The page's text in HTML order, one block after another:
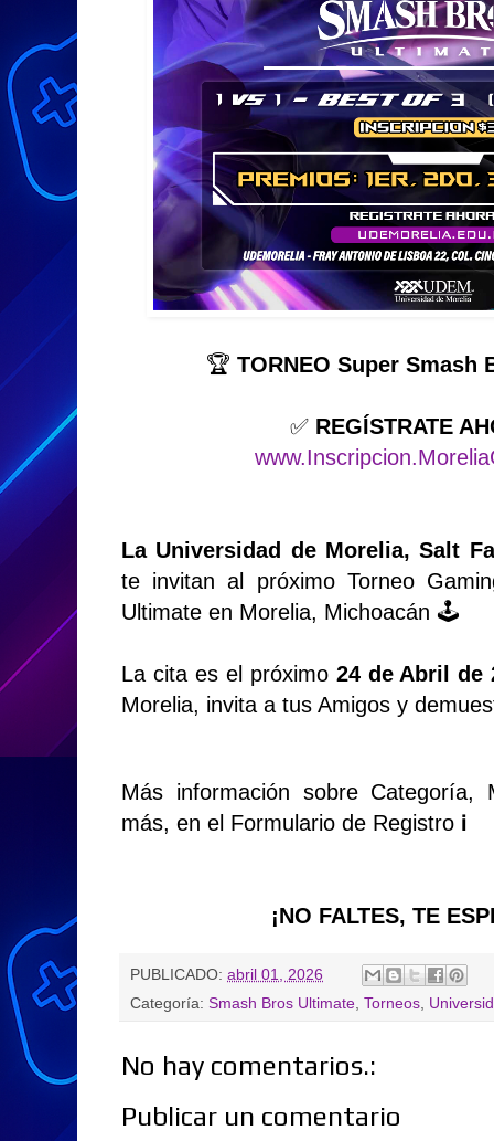
🏆TORNEO Super Smash
✅ REGÍSTRATE
La Universidad de Morelia, Salt
te invitan al próximo Torneo
Ultimate en Morelia, Michoacán 🕹️
La cita es el próximo 24 de Abril de
Morelia, invita a tus Amigos y
Más información sobre Categoría,
más, en el Formulario de Registro ℹ️
¡NO FALTES, TE
PUBLICADO: abril 01, 2026
Categoría: Smash Bros Ultimate, Torneos,
No hay comentarios.:
Publicar un comentario